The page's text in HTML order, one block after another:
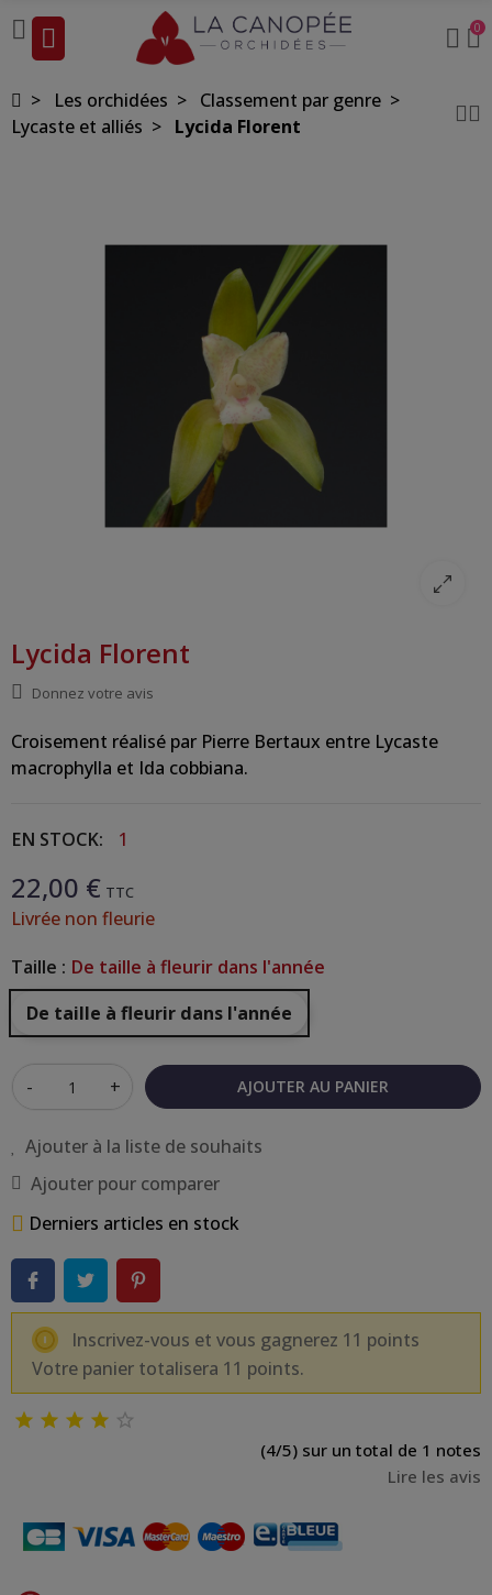
0
Les orchidées
Classement par genre
Lycaste et alliés
Lycida Florent
Lycida Florent
Donnez votre avis
Croisement réalisé par Pierre Bertaux entre Lycaste
macrophylla et Ida cobbiana.
EN STOCK: 1
22,00 € TTC
Livrée non fleurie
Taille : De taille à fleurir dans l'année
De taille à fleurir dans l'année
- + AJOUTER AU PANIER
Ajouter à la liste de souhaits
Ajouter pour comparer
Derniers articles en stock
Inscrivez-vous et vous gagnerez 11 points
Votre panier totalisera 11 points.
    
(4/5) sur un total de 1 notes
Lire les avis